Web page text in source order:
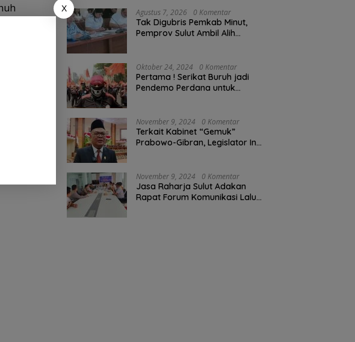
pada
Agustus 7, 2026 0 Komentar
Tak Digubris Pemkab Minut,
Pemprov Sulut Ambil Alih
Oktober 24, 2024 0 Komentar
Pertama ! Serikat Buruh jadi
Pendemo Perdana untuk
November 9, 2024 0 Komentar
Terkait Kabinet “Gemuk”
Prabowo-Gibran, Legislator Ini
November 9, 2024 0 Komentar
Jasa Raharja Sulut Adakan
Rapat Forum Komunikasi Lalu
X